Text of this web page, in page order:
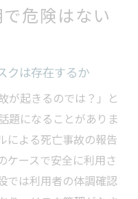
危険はない
クは存在するか
が起きるのでは？」と
題になることがありま
による死亡事故の報告
ケースで安全に利用さ
では利用者の体調確認